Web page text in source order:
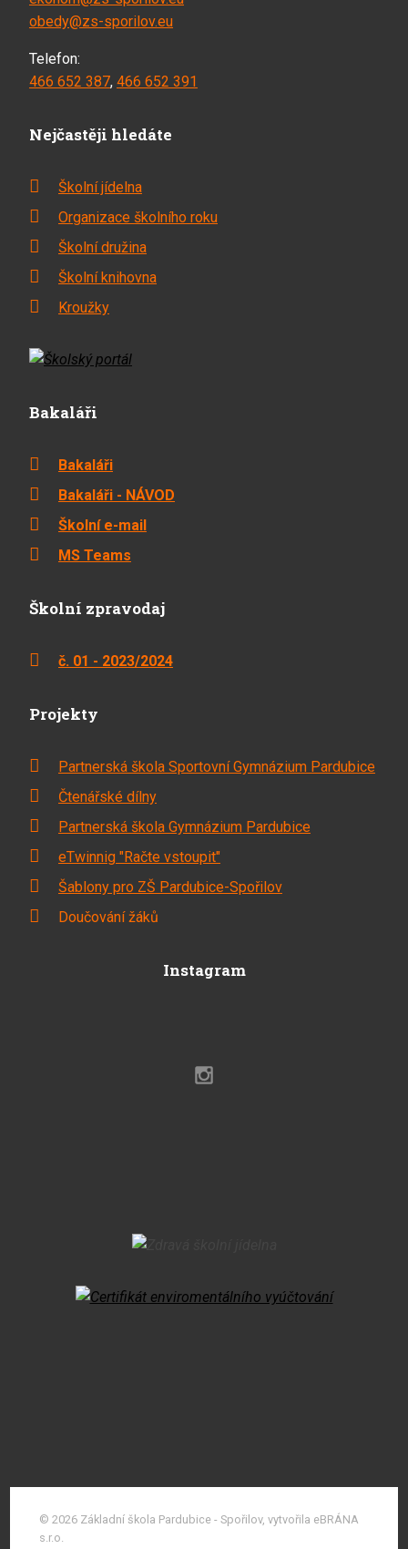
obedy@zs-sporilov.eu
Telefon:
466 652 387, 466 652 391
Nejčastěji hledáte
Školní jídelna
Organizace školního roku
Školní družina
Školní knihovna
Kroužky
Bakaláři
Bakaláři
Bakaláři - NÁVOD
Školní e-mail
MS Teams
Školní zpravodaj
č. 01 - 2023/2024
Projekty
Partnerská škola Sportovní Gymnázium Pardubice
Čtenářské dílny
Partnerská škola Gymnázium Pardubice
eTwinnig "Račte vstoupit"
Šablony pro ZŠ Pardubice-Spořilov
Doučování žáků
Instagram
© 2026 Základní škola Pardubice - Spořilov, vytvořila eBRÁNA
s.r.o.